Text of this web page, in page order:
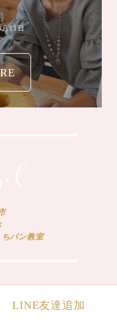
月4日
パン教室
LINE友達追加